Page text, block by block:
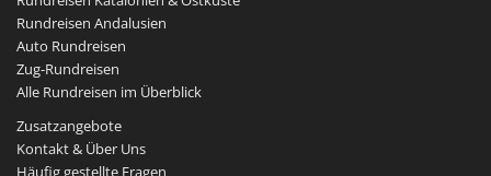
Rundreisen Andalusien
Auto Rundreisen
Zug-Rundreisen
Alle Rundreisen im Überblick
Zusatzangebote
Kontakt & Über Uns